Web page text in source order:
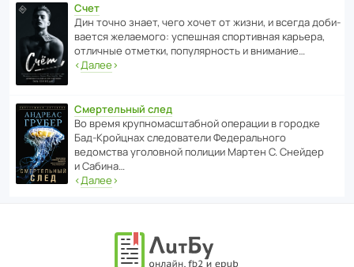
Счет
Дин точно знает, чего хочет от жизни, и всегда доби­
ва­ется жела­е­мого: успе­шная спор­ти­вная карьера,
отли­чные отметки, попу­ля­р­ность и внимание…
‹Далее›
Смертельный след
Во время круп­но­мас­ш­та­бной операции в городке
Бад‑Крой­цнах следо­ва­тели Феде­раль­ного
ведомства уголо­вной полиции Мартен С. Снейдер
и Сабина…
‹Далее›